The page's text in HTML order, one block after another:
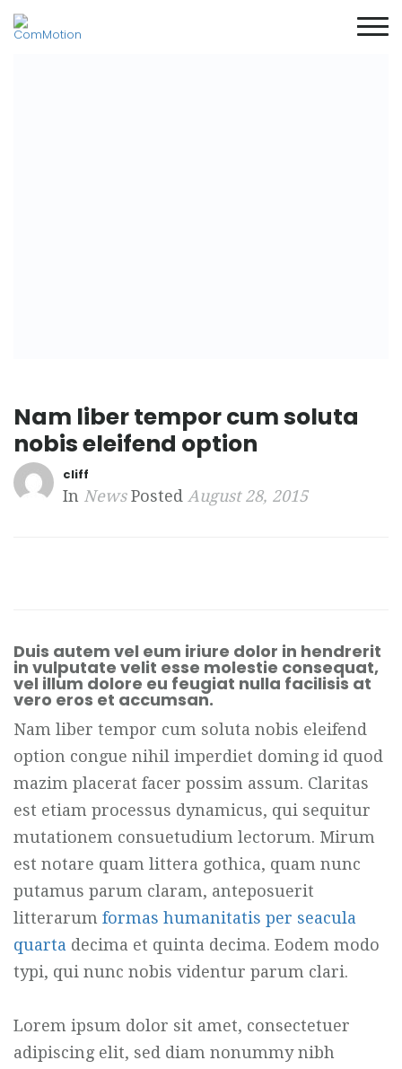
Nam liber tempor cum soluta
nobis eleifend option
cliff
In NewsPosted August 28, 2015
Duis autem vel eum iriure dolor in hendrerit
in vulputate velit esse molestie consequat,
vel illum dolore eu feugiat nulla facilisis at
vero eros et accumsan.
Nam liber tempor cum soluta nobis eleifend
option congue nihil imperdiet doming id quod
mazim placerat facer possim assum. Claritas
est etiam processus dynamicus, qui sequitur
mutationem consuetudium lectorum. Mirum
est notare quam littera gothica, quam nunc
putamus parum claram, anteposuerit
litterarum formas humanitatis per seacula
quarta decima et quinta decima. Eodem modo
typi, qui nunc nobis videntur parum clari.
Lorem ipsum dolor sit amet, consectetuer
adipiscing elit, sed diam nonummy nibh